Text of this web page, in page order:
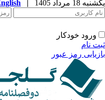
18 مرداد 1405 |
English
ورود خودکار
نام
رمز عبور